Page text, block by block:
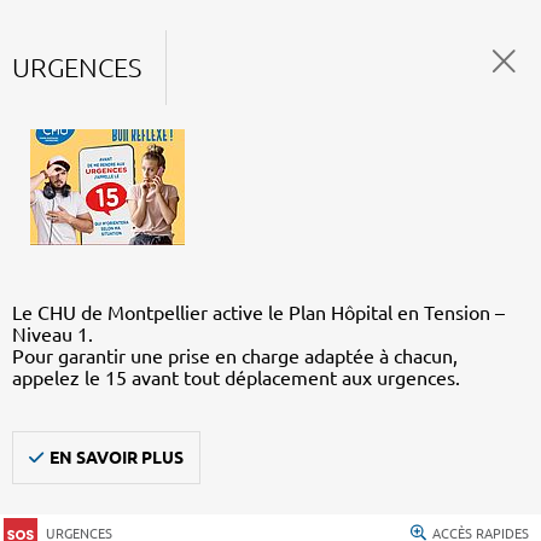
URGENCES
Le CHU de Montpellier active le Plan Hôpital en Tension –
Niveau 1.
Pour garantir une prise en charge adaptée à chacun,
appelez le 15 avant tout déplacement aux urgences.
EN SAVOIR PLUS
URGENCES ACCÈS RAPIDES